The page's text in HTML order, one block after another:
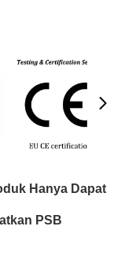
Hanya Dapat
PSB